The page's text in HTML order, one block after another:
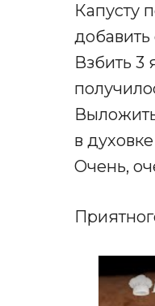
Капусту
добавить
Взбить 3
в
Очень,